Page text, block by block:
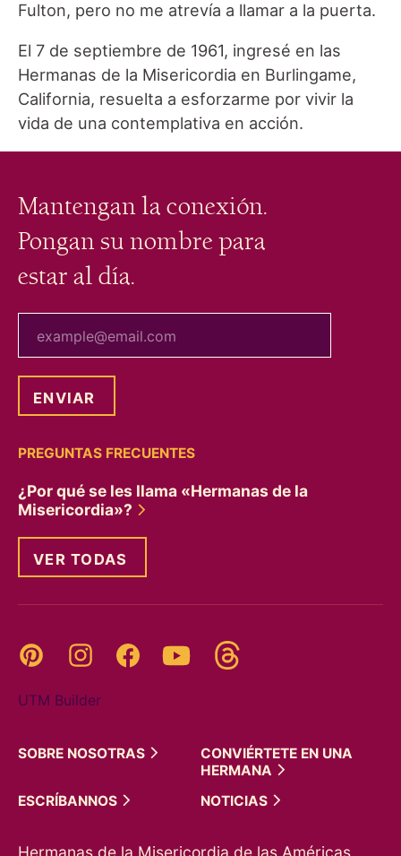
Fulton, pero no me atrevía a llamar a la puerta.
El 7 de septiembre de 1961, ingresé en las
Hermanas de la Misericordia en Burlingame,
California, resuelta a esforzarme por vivir la
vida de una contemplativa en acción.
Mantengan la conexión.
Pongan su nombre para
estar al día.
PREGUNTAS FRECUENTES
¿Por qué se les llama «Hermanas de la
Misericordia»?
VER TODAS
Pinterest InstagramFacebookYouTube
UTM Builder
SOBRE NOSOTRAS
CONVIÉRTETE EN UNA
HERMANA
ESCRÍBANNOS
NOTICIAS